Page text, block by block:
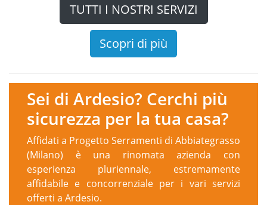
TUTTI I NOSTRI SERVIZI
Scopri di più
Sei di Ardesio? Cerchi più
sicurezza per la tua casa?
Affidati a Progetto Serramenti di Abbiategrasso
(Milano) è una rinomata azienda con
esperienza pluriennale, estremamente
affidabile e concorrenziale per i vari servizi
offerti a Ardesio.